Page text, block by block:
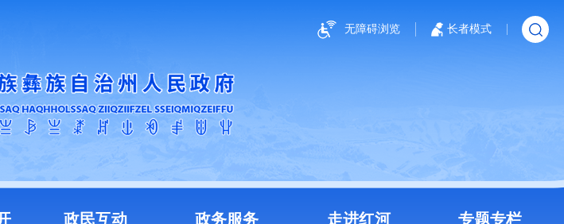
无障碍浏览 长者模式
政民互动 政务服务 走进红河 专题专栏